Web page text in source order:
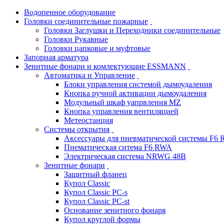
Водопенное оборудование
Головки соединительные пожарные
Головки Заглушки и Переходники соединительные
Головки Рукавные
Головки цапковые и муфтовые
Запорная арматура
Зенитные фонари и комлектующие ESSMANN
Автоматика и Управление
Блоки управления системой дымоудаления
Кнопка ручной активации дымоудаления
Модульный шкаф уапрвления MZ
Кнопка управления вентиляцией
Метеостанция
Системы открытия
Аксессуары для пневматической системы F6
Пнематическая ситема F6 RWA
Электрическая система NRWG 48В
Зенитные фонари
Защитный фланец
Купол Classic
Купол Classic PC-s
Купол Classic PC-st
Основание зенитного фонаря
Купол круглой формы